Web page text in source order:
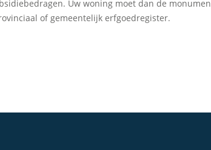
Uw woning moet dan de
of gemeentelijk erfgoedregister.